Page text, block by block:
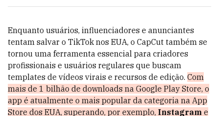
Enquanto usuários, influenciadores e anunciantes
tentam salvar o TikTok nos EUA, o CapCut também se
tornou uma ferramenta essencial para criadores
profissionais e usuários regulares que buscam
templates de vídeos virais e recursos de edição. Com
mais de 1 bilhão de downloads na Google Play Store, o
app é atualmente o mais popular da categoria na App
Store dos EUA, superando, por exemplo, Instagram e